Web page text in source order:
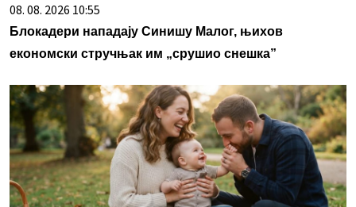
08. 08. 2026 10:55
Блокадери нападају Синишу Малог, њихов
економски стручњак им „срушио снешка”